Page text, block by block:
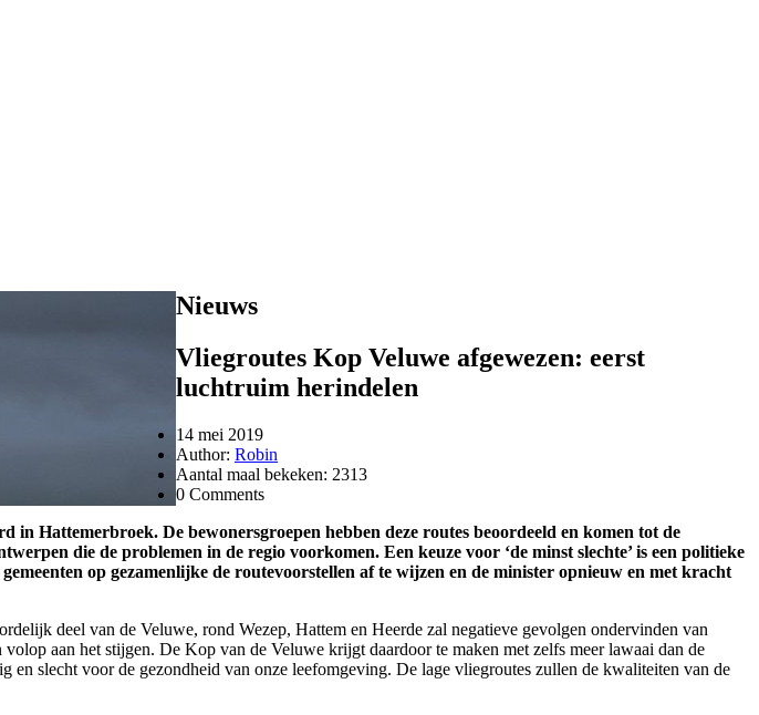
Nieuws
Vliegroutes Kop Veluwe afgewezen: eerst
luchtruim herindelen
14 mei 2019
Author: Robin
Aantal maal bekeken: 2313
0 Comments
Hattemerbroek. De bewonersgroepen hebben deze routes beoordeeld en komen tot de
die de problemen in de regio voorkomen. Een keuze voor ‘de minst slechte’ is een politieke
op gezamenlijke de routevoorstellen af te wijzen en de minister opnieuw en met kracht
deel van de Veluwe, rond Wezep, Hattem en Heerde zal negatieve gevolgen ondervinden van
aan het stijgen. De Kop van de Veluwe krijgt daardoor te maken met zelfs meer lawaai dan de
slecht voor de gezondheid van onze leefomgeving. De lage vliegroutes zullen de kwaliteiten van de